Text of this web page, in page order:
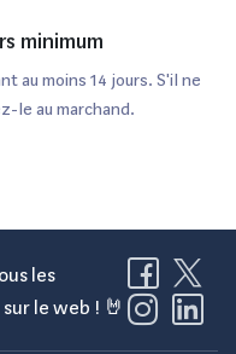
minimum
au moins 14 jours. S'il ne
le au marchand.
les
le web ! 🤘